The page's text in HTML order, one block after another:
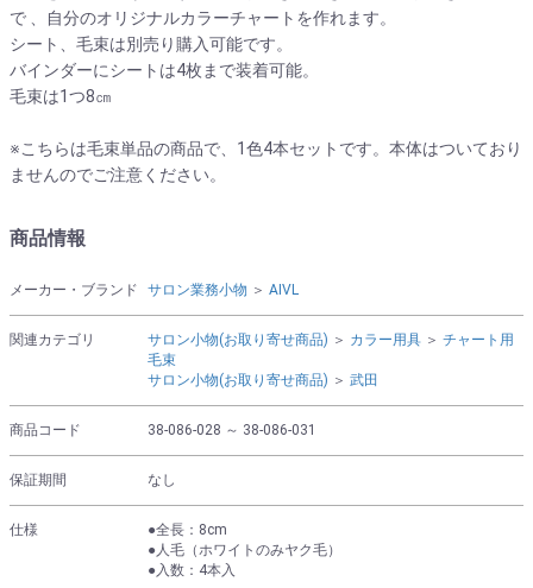
で 、自分のオリジナルカラーチャートを作れます。
シート、毛束は別売り購入可能です。
バインダーにシートは4枚まで装着可能。
毛束は1つ8㎝
※こちらは毛束単品の商品で、1色4本セットです。本体はついており
ませんのでご注意ください。
商品情報
メーカー・ブランド サロン業務小物 ＞ AIVL
関連カテゴリ サロン小物(お取り寄せ商品) ＞ カラー用具 ＞ チャート用
毛束
サロン小物(お取り寄せ商品) ＞ 武田
商品コード 38-086-028 ～ 38-086-031
保証期間 なし
仕様
●全長：8cm
●人毛（ホワイトのみヤク毛）
●入数：4本入